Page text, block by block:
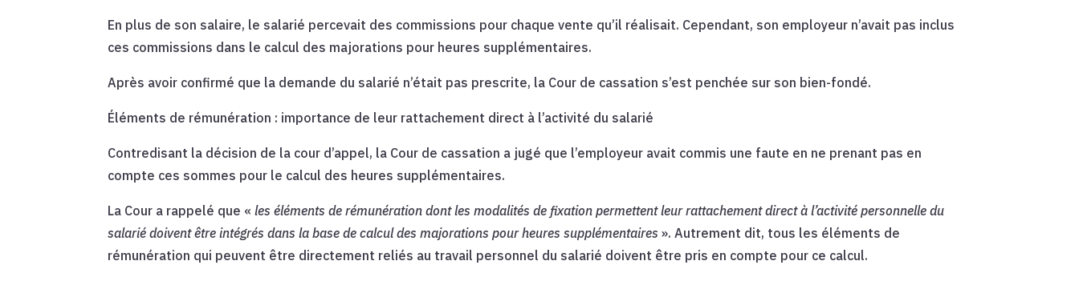
En plus de son salaire, le salarié percevait des commissions pour chaque vente qu’il réalisait. Cependant, son employeur n’avait pas inclus
ces commissions dans le calcul des majorations pour heures supplémentaires.
Après avoir confirmé que la demande du salarié n’était pas prescrite, la Cour de cassation s’est penchée sur son bien-fondé.
Éléments de rémunération : importance de leur rattachement direct à l’activité du salarié
Contredisant la décision de la cour d’appel, la Cour de cassation a jugé que l’employeur avait commis une faute en ne prenant pas en
compte ces sommes pour le calcul des heures supplémentaires.
La Cour a rappelé que «les éléments de rémunération dont les modalités de fixation permettent leur rattachement direct à l’activité personnelle du
salarié doivent être intégrés dans la base de calcul des majorations pour heures supplémentaires ». Autrement dit, tous les éléments de
rémunération qui peuvent être directement reliés au travail personnel du salarié doivent être pris en compte pour ce calcul.